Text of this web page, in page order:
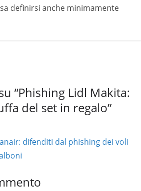
definirsi anche minimamente
“Phishing Lidl Makita:
del set in regalo”
difenditi dal phishing dei voli